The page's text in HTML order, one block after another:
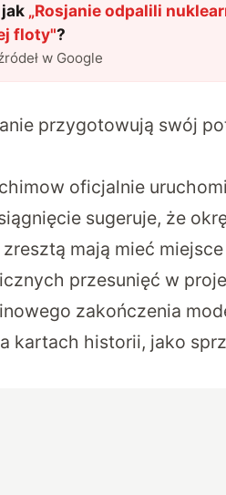
„Rosjanie odpalili
floty"?
w Google
przygotowują swój
oficjalnie
sugeruje, że
mają mieć
przesunięć w
zakończenia
kartach historii, jako